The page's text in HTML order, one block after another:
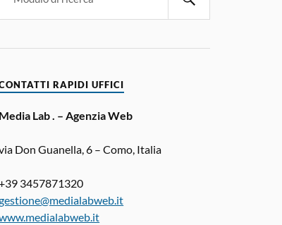
RAPIDI UFFICI
Media Lab . – Agenzia Web
Don Guanella, 6 – Como, Italia
3457871320